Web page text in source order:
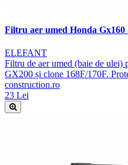
Filtru aer umed Honda Gx160
ELEFANT
Filtru de aer umed (baie de ulei)
GX200 și clone 168F/170F.
construction.ro
23 Lei